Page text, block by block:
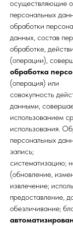
осуществляющие
персональных
обработки
данных, состав
обработке,
(операции),
обработка
(операция) или
совокупность
данными,
использованием
использования.
персональных
запись;
систематизацию;
(обновление,
извлечение;
предоставление,
обезличивание;